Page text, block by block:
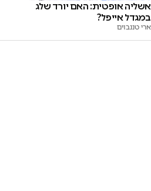
אשליה אופטית: האם יורד שלג
במגדל אייפל?
ארי טננבוים